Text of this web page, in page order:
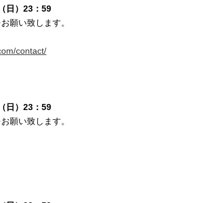
日）23：59
願い致します。
contact/
日）23：59
願い致します。